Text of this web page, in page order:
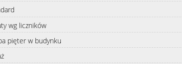
wg liczników
pięter w budynku